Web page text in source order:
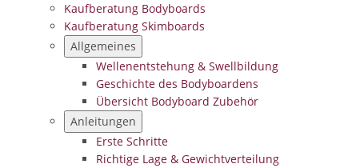
Kaufberatung Bodyboards
Kaufberatung Skimboards
Allgemeines
Wellenentstehung & Swellbildung
Geschichte des Bodyboardens
Übersicht Bodyboard Zubehör
Anleitungen
Erste Schritte
Richtige Lage & Gewichtverteilung